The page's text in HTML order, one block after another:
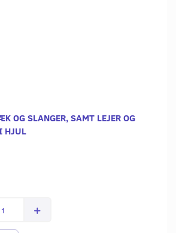
OG SLANGER, SAMT LEJER OG
HJUL